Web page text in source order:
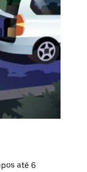
até 6